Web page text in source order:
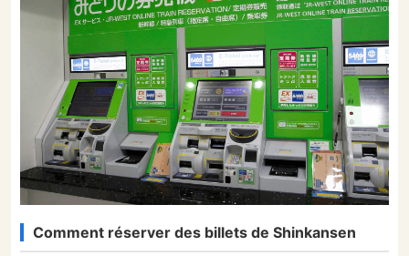
Comment réserver des billets de Shinkansen